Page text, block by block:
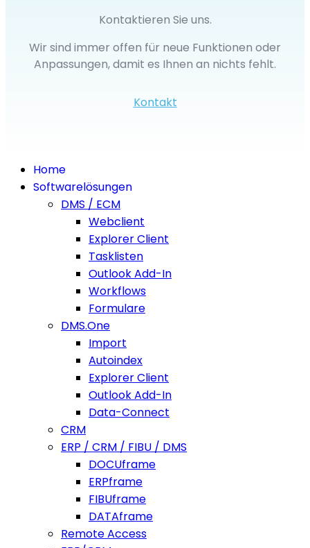
Kontaktieren Sie uns.
Wir sind immer offen für neue Funktionen oder
Anpassungen, damit es Ihnen an nichts fehlt.
Kontakt
Home
Softwarelösungen
DMS / ECM
Webclient
Explorer Client
Tasklisten
Outlook Add-In
Workflows
Formulare
DMS.One
Import
Autoindex
Explorer Client
Outlook Add-In
Data-Connect
CRM
ERP / CRM / FIBU / DMS
DOCUframe
ERPframe
FIBUframe
DATAframe
Remote Access